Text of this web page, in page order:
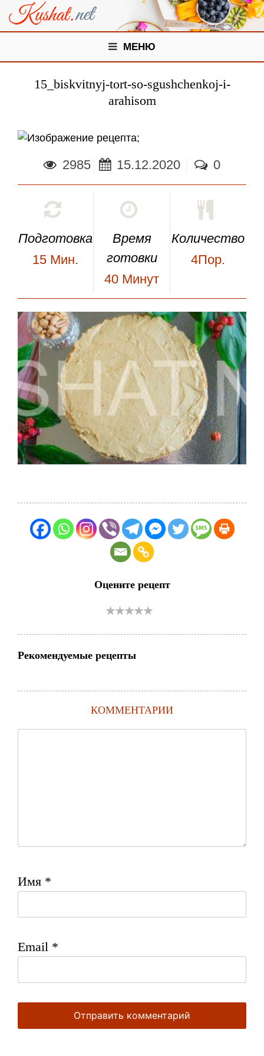
МЕНЮ
15_biskvitnyj-tort-so-sgushchenkoj-i-
arahisom
;
2985 15.12.2020 0
Подготовка
15 Мин.
Время
готовки
40 Минут
Количество
4Пор.
Оцените рецепт
Рекомендуемые рецепты
КОММЕНТАРИИ
Имя *
Email *